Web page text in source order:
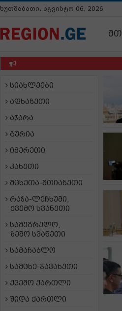
ხუთშაბათი, აგვისტო 06, 2026
სიახლეები
აფხაზეთი
აჭარა
გურია
იმერეთი
კახეთი
მცხეთა-მთიანეთი
რაჭა-ლეჩხუმი,
ქვემო სვანეთი
სამეგრელო,
ზემო სვანეთი
სამაჩაბლო
სამცხე-ჯავახეთი
ქვემო ქართლი
შიდა ქართლი